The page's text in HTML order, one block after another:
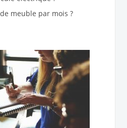
meuble par mois ?